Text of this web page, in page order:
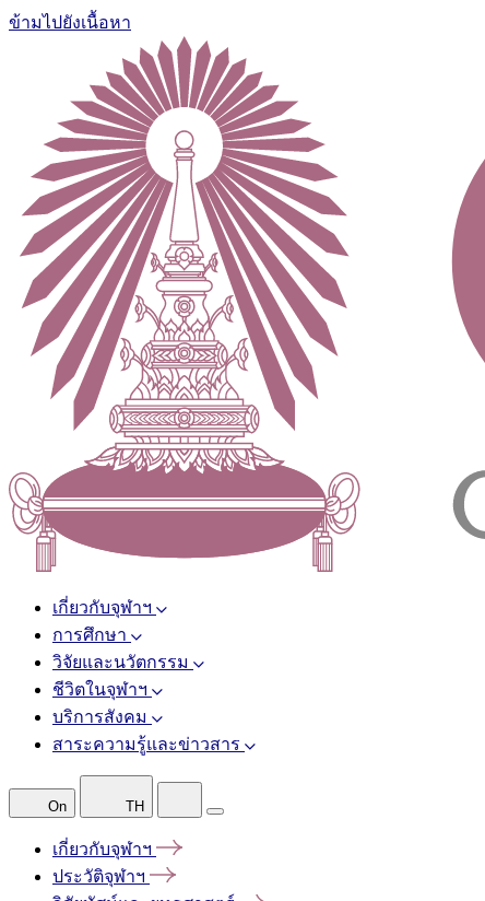
ข้ามไปยังเนื้อหา
เกี่ยวกับจุฬาฯ
การศึกษา
วิจัยและนวัตกรรม
ชีวิตในจุฬาฯ
บริการสังคม
สาระความรู้และข่าวสาร
On TH
เกี่ยวกับจุฬาฯ
ประวัติจุฬาฯ